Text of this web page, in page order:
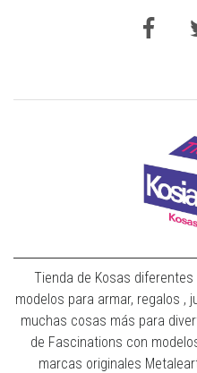
Tienda de Kosas
modelos para armar, regalos ,
muchas cosas más para
de Fascinations con
marcas originales